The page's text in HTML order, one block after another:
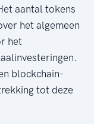
aantal tokens
het algemeen
het
blockchain-
tot deze